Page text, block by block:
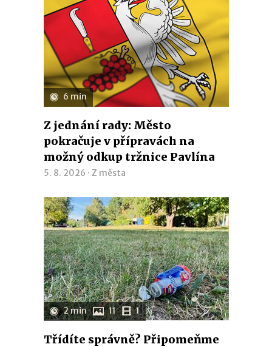
6 min
Z jednání rady: Město
pokračuje v přípravách na
možný odkup tržnice Pavlína
5. 8. 2026 · Z města
2 min 11 1
Třídíte správně? Připomeňme